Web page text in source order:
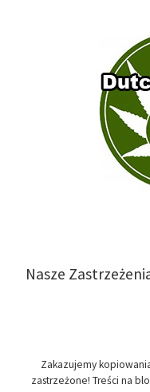
Nasze
Zakazujemy
zastrzeżone! Treści na